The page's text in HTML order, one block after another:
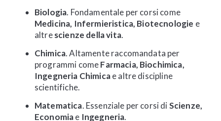
Biologia. Fondamentale per corsi come
Medicina, Infermieristica, Biotecnologie e
altrescienze della vita.
Chimica. Altamente raccomandata per
programmi comeFarmacia, Biochimica,
Ingegneria Chimicae altre discipline
scientifiche.
Matematica. Essenziale per corsi diScienze,
Economiae Ingegneria.